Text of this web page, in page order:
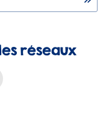
réseaux